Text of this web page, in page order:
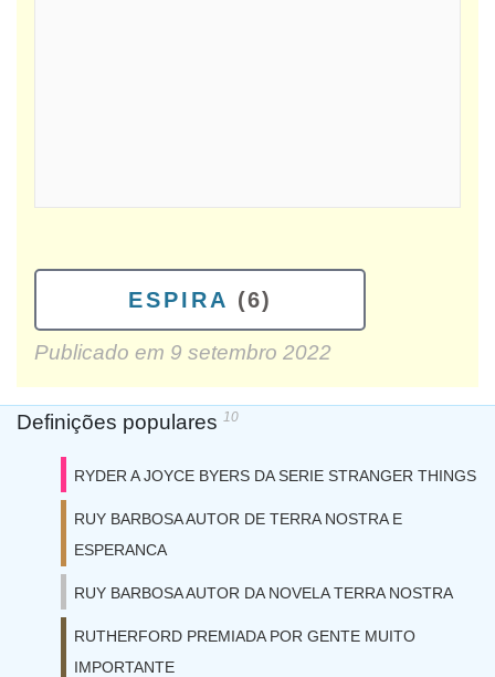
ESPIRA (6)
Publicado em 9 setembro 2022
Definições populares 10
RYDER A JOYCE BYERS DA SERIE STRANGER THINGS
RUY BARBOSA AUTOR DE TERRA NOSTRA E
ESPERANCA
RUY BARBOSA AUTOR DA NOVELA TERRA NOSTRA
RUTHERFORD PREMIADA POR GENTE MUITO
IMPORTANTE